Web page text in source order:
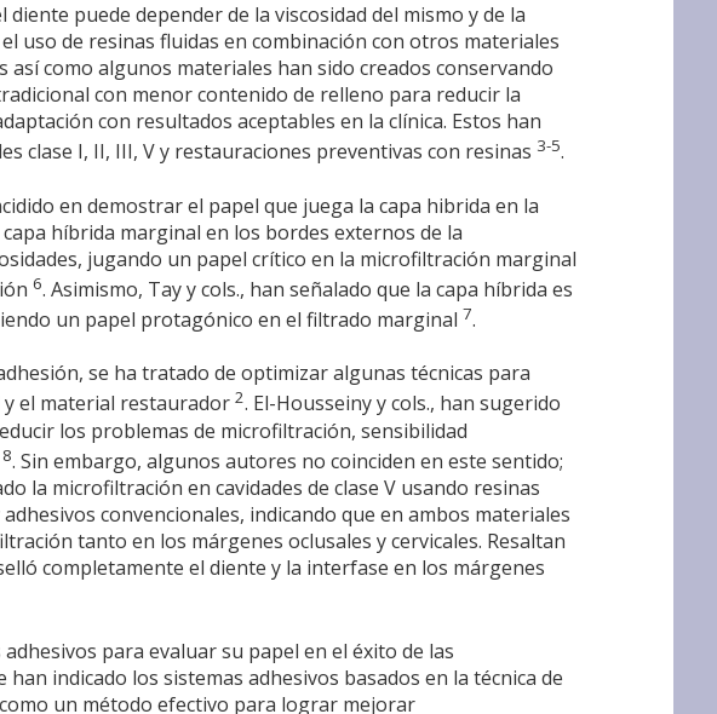
puede depender de la viscosidad del mismo y de la
uso de resinas fluidas en combinación con otros materiales
como algunos materiales han sido creados conservando
con menor contenido de relleno para reducir la
con resultados aceptables en la clínica. Estos han
clase I, II, III, V y restauraciones preventivas con resinas 3-5.
en demostrar el papel que juega la capa hibrida en la
híbrida marginal en los bordes externos de la
jugando un papel crítico en la microfiltración marginal
6. Asimismo, Tay y cols., han señalado que la capa híbrida es
un papel protagónico en el filtrado marginal 7.
se ha tratado de optimizar algunas técnicas para
el material restaurador 2. El-Housseiny y cols., han sugerido
los problemas de microfiltración, sensibilidad
8. Sin embargo, algunos autores no coinciden en este sentido;
la microfiltración en cavidades de clase V usando resinas
convencionales, indicando que en ambos materiales
tanto en los márgenes oclusales y cervicales. Resaltan
completamente el diente y la interfase en los márgenes
para evaluar su papel en el éxito de las
indicado los sistemas adhesivos basados en la técnica de
un método efectivo para lograr mejorar